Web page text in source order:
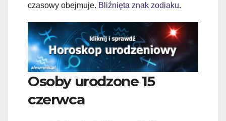
czasowy obejmuje. Bliźnięta znak zodiaku.
Osoby urodzone 15
czerwca